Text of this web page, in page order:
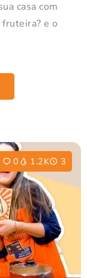
casa com
e o
0 1.2K 3